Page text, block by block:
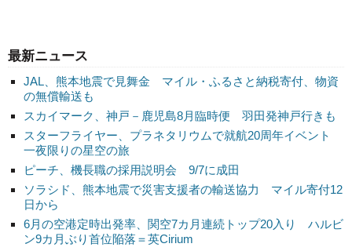
最新ニュース
JAL、熊本地震で見舞金 マイル・ふるさと納税寄付、物資
の無償輸送も
スカイマーク、神戸－鹿児島8月臨時便 羽田発神戸行きも
スターフライヤー、プラネタリウムで就航20周年イベント
一夜限りの星空の旅
ピーチ、機長職の採用説明会 9/7に成田
ソラシド、熊本地震で災害支援者の輸送協力 マイル寄付12
日から
6月の空港定時出発率、関空7カ月連続トップ20入り ハルビ
ン9カ月ぶり首位陥落＝英Cirium